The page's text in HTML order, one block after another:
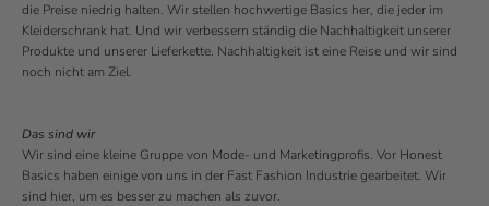
die Preise niedrig halten. Wir stellen hochwertige Basics her, die jeder im
Kleiderschrank hat. Und wir verbessern ständig die Nachhaltigkeit unserer
Produkte und unserer Lieferkette. Nachhaltigkeit ist eine Reise und wir sind
noch nicht am Ziel.
Das sind wir
Wir sind eine kleine Gruppe von Mode- und Marketingprofis. Vor Honest
Basics haben einige von uns in der Fast Fashion Industrie gearbeitet. Wir
sind hier, um es besser zu machen als zuvor.